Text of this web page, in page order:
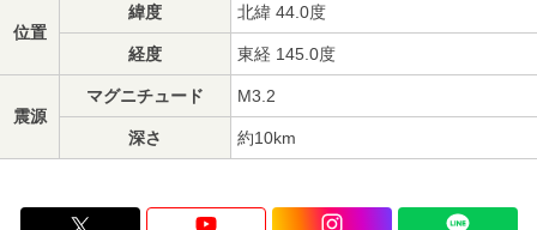
位置
緯度 北緯 44.0度
経度 東経 145.0度
震源
マグニチュード M3.2
深さ 約10km